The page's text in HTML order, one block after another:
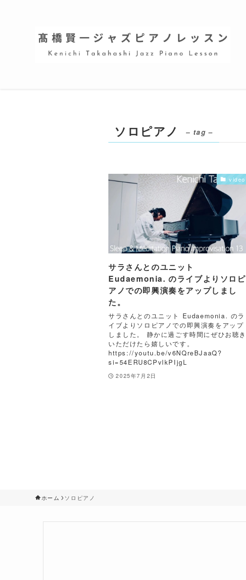
ソロピアノ – tag –
video
サラさんとのユニット
Eudaemonia. のライブよりソロピ
アノでの即興演奏をアップしまし
た。
サラさんとのユニット Eudaemonia. のラ
イブよりソロピアノでの即興演奏をアップ
しました。 静かに過ごす時間にぜひお聴き
いただけたら嬉しいです。
https://youtu.be/v6NQreBJaaQ?
si=54ERU8CPvlkPIjgL
2025年7月2日
ホーム ソロピアノ